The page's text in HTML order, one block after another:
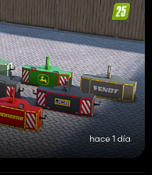
hace 1 día